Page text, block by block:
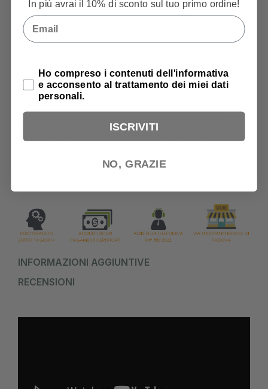
Tagliafilo incorporato
Infila ago incorporato
Sgancio del trasporto inferiore
Vano porta accessori
Illuminazione a LED
assistenza in tutta Italia.
INFORMAZIONI AGGIUNTIVE
RECENSIONI
In più avrai il 10% di sconto sul tuo primo ordine!
Email
Privacy Policy
Ho compreso i contenuti dell'informativa
e acconsento al trattamento dei miei dati
personali.
ISCRIVITI
NO, GRAZIE